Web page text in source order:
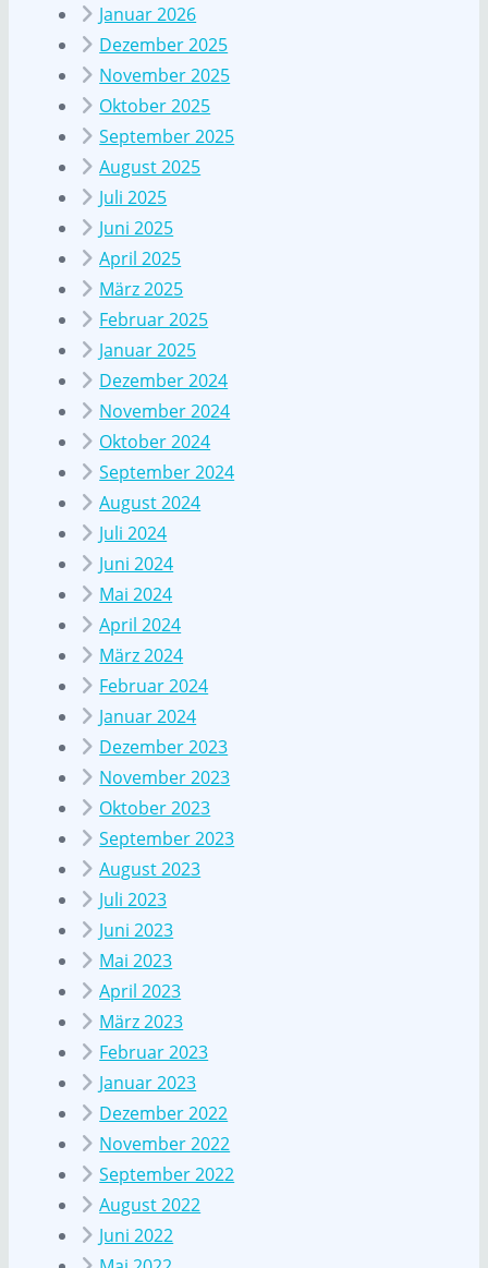
Januar 2026
Dezember 2025
November 2025
Oktober 2025
September 2025
August 2025
Juli 2025
Juni 2025
April 2025
März 2025
Februar 2025
Januar 2025
Dezember 2024
November 2024
Oktober 2024
September 2024
August 2024
Juli 2024
Juni 2024
Mai 2024
April 2024
März 2024
Februar 2024
Januar 2024
Dezember 2023
November 2023
Oktober 2023
September 2023
August 2023
Juli 2023
Juni 2023
Mai 2023
April 2023
März 2023
Februar 2023
Januar 2023
Dezember 2022
November 2022
September 2022
August 2022
Juni 2022